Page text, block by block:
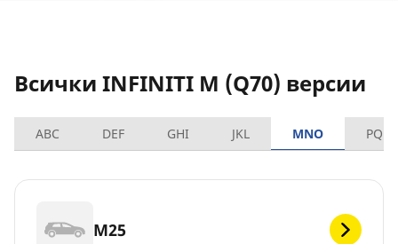
Всички INFINITI M (Q70) версии
ABC DEF GHI JKL MNO PQRS
M25